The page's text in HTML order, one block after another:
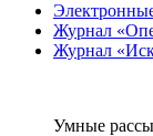
Журнал
Журнал
Умные